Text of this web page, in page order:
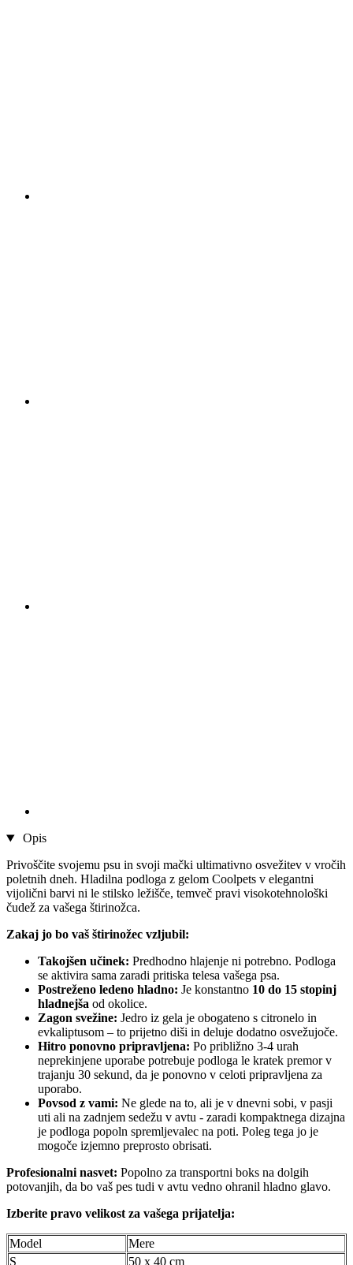
Opis
Privoščite svojemu psu in svoji mački ultimativno osvežitev v vročih
poletnih dneh. Hladilna podloga z gelom Coolpets v elegantni
vijolični barvi ni le stilsko ležišče, temveč pravi visokotehnološki
čudež za vašega štirinožca.
Zakaj jo bo vaš štirinožec vzljubil:
Takojšen učinek: Predhodno hlajenje ni potrebno. Podloga
se aktivira sama zaradi pritiska telesa vašega psa.
Postreženo ledeno hladno: Je konstantno 10 do 15 stopinj
hladnejša od okolice.
Zagon svežine: Jedro iz gela je obogateno s citronelo in
evkaliptusom – to prijetno diši in deluje dodatno osvežujoče.
Hitro ponovno pripravljena: Po približno 3-4 urah
neprekinjene uporabe potrebuje podloga le kratek premor v
trajanju 30 sekund, da je ponovno v celoti pripravljena za
uporabo.
Povsod z vami: Ne glede na to, ali je v dnevni sobi, v pasji
uti ali na zadnjem sedežu v avtu - zaradi kompaktnega dizajna
je podloga popoln spremljevalec na poti. Poleg tega jo je
mogoče izjemno preprosto obrisati.
Profesionalni nasvet: Popolno za transportni boks na dolgih
potovanjih, da bo vaš pes tudi v avtu vedno ohranil hladno glavo.
Izberite pravo velikost za vašega prijatelja:
Model
Mere
S
50 x 40 cm